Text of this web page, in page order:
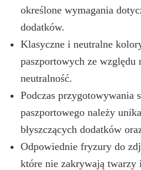
określone wymagania
dodatków.
Klasyczne i neutralne
paszportowych ze względu
neutralność.
Podczas przygotowywania
paszportowego należy
błyszczących dodatków
Odpowiednie fryzury do
które nie zakrywają twarzy